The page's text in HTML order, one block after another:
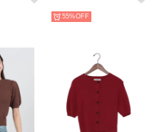
55%